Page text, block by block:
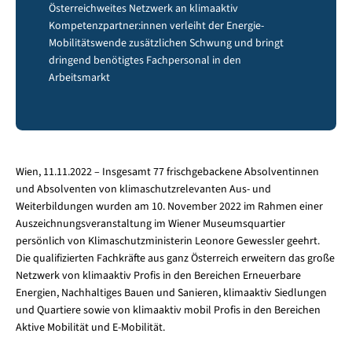
Österreichweites Netzwerk an klimaaktiv
Kompetenzpartner:innen verleiht der Energie-
Mobilitätswende zusätzlichen Schwung und bringt
dringend benötigtes Fachpersonal in den
Arbeitsmarkt
Wien, 11.11.2022 – Insgesamt 77 frischgebackene Absolventinnen
und Absolventen von klimaschutzrelevanten Aus- und
Weiterbildungen wurden am 10. November 2022 im Rahmen einer
Auszeichnungsveranstaltung im Wiener Museumsquartier
persönlich von Klimaschutzministerin Leonore Gewessler geehrt.
Die qualifizierten Fachkräfte aus ganz Österreich erweitern das große
Netzwerk von klimaaktiv Profis in den Bereichen Erneuerbare
Energien, Nachhaltiges Bauen und Sanieren, klimaaktiv Siedlungen
und Quartiere sowie von klimaaktiv mobil Profis in den Bereichen
Aktive Mobilität und E-Mobilität.